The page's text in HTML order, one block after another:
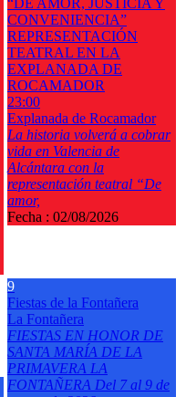
“DE AMOR, JUSTICIA Y
CONVENIENCIA”
REPRESENTACIÓN
TEATRAL EN LA
EXPLANADA DE
ROCAMADOR
23:00
Explanada de Rocamador
La historia volverá a cobrar
vida en Valencia de
Alcántara con la
representación teatral “De
amor,
Fecha : 02/08/2026
9
Fiestas de la Fontañera
La Fontañera
FIESTAS EN HONOR DE
SANTA MARÍA DE LA
PRIMAVERA LA
FONTAÑERA Del 7 al 9 de